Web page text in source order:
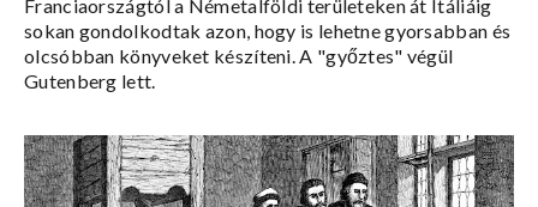
Franciaországtól a Németalföldi területeken át Itáliáig
sokan gondolkodtak azon, hogy is lehetne gyorsabban és
olcsóbban könyveket készíteni. A "győztes" végül
Gutenberg lett.